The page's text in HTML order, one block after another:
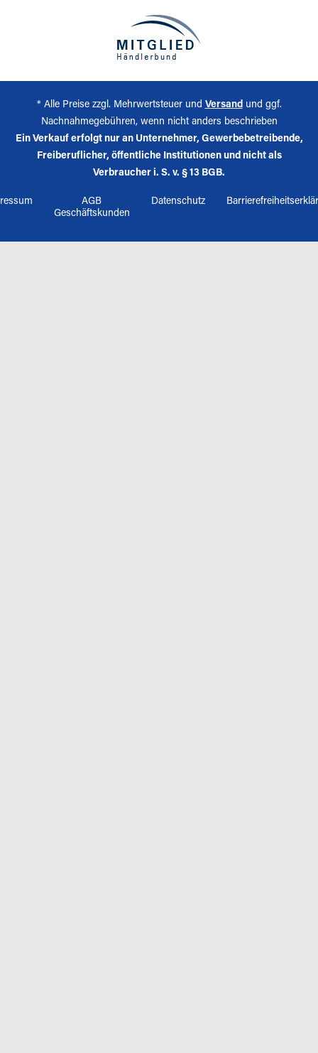
* Alle Preise zzgl. Mehrwertsteuer und Versand und ggf.
Nachnahmegebühren, wenn nicht anders beschrieben
Ein Verkauf erfolgt nur an Unternehmer, Gewerbebetreibende,
Freiberuflicher, öffentliche Institutionen und nicht als
Verbraucher i. S. v. § 13 BGB.
AGB
Geschäftskunden
Datenschutz